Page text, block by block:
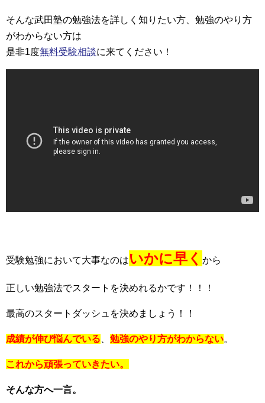
そんな武田塾の勉強法を詳しく知りたい方、勉強のやり方
がわからない方は
是非1度無料受験相談に来てください！
受験勉強において大事なのはいかに早く から
正しい勉強法でスタートを決めれるかです！！！
最高のスタートダッシュを決めましょう！！
成績が伸び悩んでいる 勉強のやり方がわからない。
これから頑張っていきたい。
そんな方へ一言。